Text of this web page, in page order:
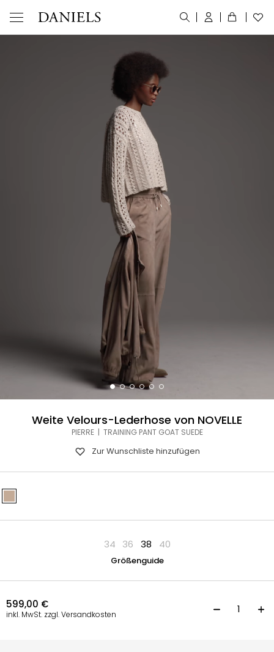
Weite Velours-Lederhose von NOVELLE
PIERRE | TRAINING PANT GOAT SUEDE
Zur Wunschliste hinzufügen
34 36 38 40
Größenguide
599,00 €
inkl. MwSt. zzgl. Versandkosten